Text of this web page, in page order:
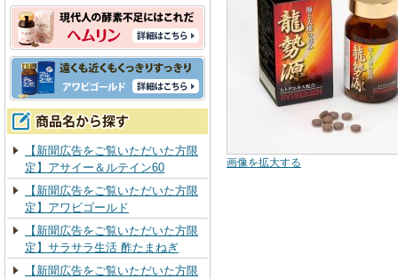
【新聞広告をご覧いただいた方限
定】アサイー＆ルテイン60
【新聞広告をご覧いただいた方限
定】アワビゴールド
【新聞広告をご覧いただいた方限
定】サラサラ生活 酢たまねぎ
【新聞広告をご覧いただいた方限
画像を拡大する